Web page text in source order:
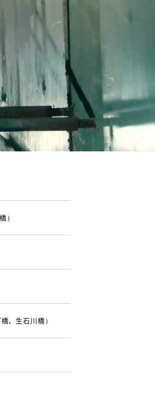
）
、生石川橋）